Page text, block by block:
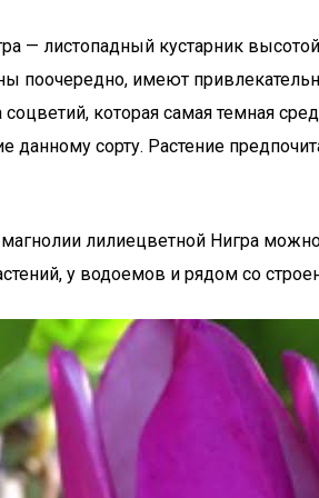
— листопадный кустарник
поочередно, имеют
соцветий, которая самая темная
данному сорту. Растение
лилиецветной Нигра
у водоемов и рядом со